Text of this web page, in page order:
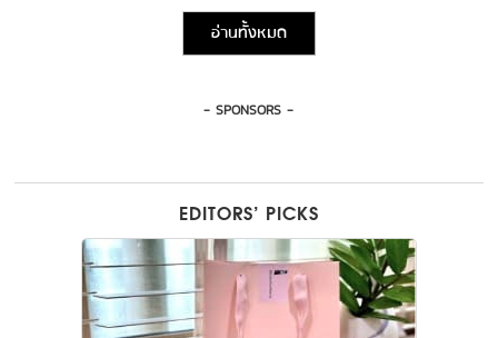
อ่านทั้งหมด
- SPONSORS -
EDITORS’ PICKS